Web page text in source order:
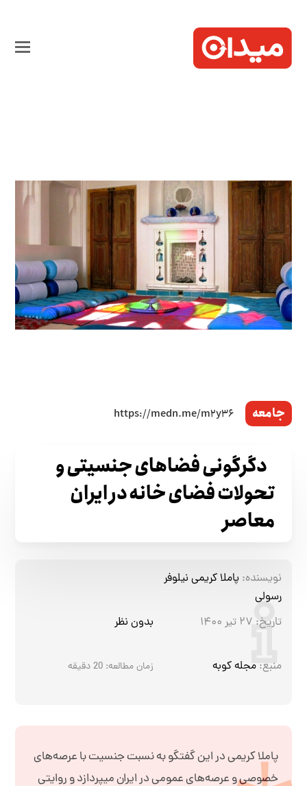
جامعه
دگرگونی فضاهای جنسیتی و
تحولات فضای خانه در ایران
معاصر
نویسنده: پاملا کریمی نیلوفر
رسولی
تاریخ: ۲۷ تیر ۱۴۰۰ بدون نظر
منبع: مجله کوبه زمان مطالعه: 20دقیقه
پاملا کریمی در این گفتگو به نسبت جنسیت با عرصه‌های
خصوصی و عرصه‌های عمومی در ایران میپردازد و روایتی